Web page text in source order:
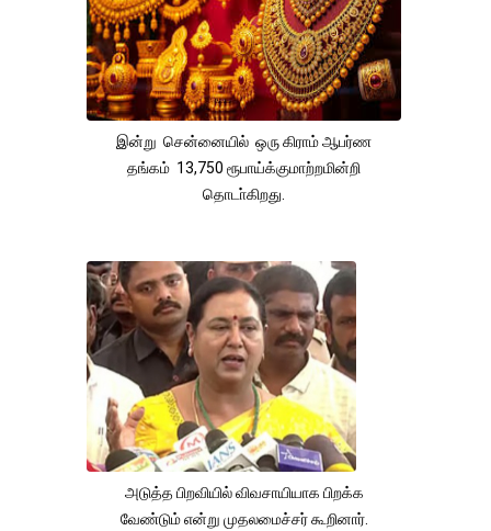
இன்று சென்னையில் ஒரு கிராம் ஆபர்ண
தங்கம் 13,750 ரூபாய்க்குமாற்றமின்றி
தொடா்கிறது.
அடுத்த பிறவியில் விவசாயியாக பிறக்க
வேண்டும் என்று முதலமைச்சர் கூறினார்.